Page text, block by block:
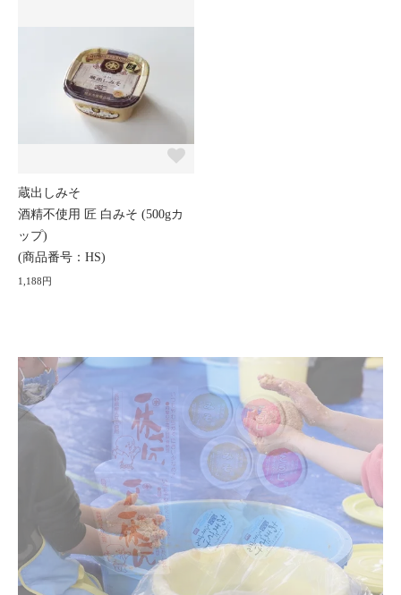
蔵出しみそ
酒精不使用 匠 白みそ (500gカ
ップ)
(商品番号：HS)
1,188円